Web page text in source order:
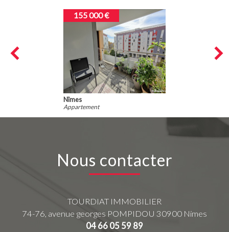
155 000 €
Nîmes
Appartement
Nous contacter
TOURDIAT IMMOBILIER
74-76, avenue georges POMPIDOU 30900 Nimes
04 66 05 59 89